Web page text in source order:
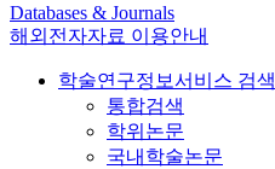
Databases & Journals
해외전자자료 이용안내
학술연구정보서비스 검색
통합검색
학위논문
국내학술논문